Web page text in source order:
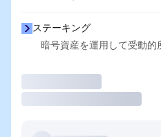
ステーキング
暗号資産を運用して受動的